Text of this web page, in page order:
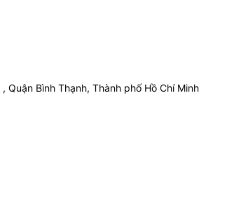
Bình Thạnh, Thành phố Hồ Chí Minh